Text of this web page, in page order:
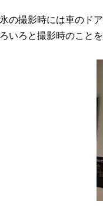
の撮影時には車のド
いろと撮影時のこと